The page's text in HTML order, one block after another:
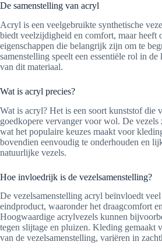
De samenstelling van acryl
Acryl is een veelgebruikte synthetische
biedt veelzijdigheid en comfort, maar heeft
eigenschappen die belangrijk zijn om te
samenstelling speelt een essentiële rol in de
van dit materiaal.
Wat is acryl precies?
Wat is acryl? Het is een soort kunststof die
goedkopere vervanger voor wol. De
wat het populaire keuzes maakt voor
bovendien eenvoudig te onderhouden en
natuurlijke vezels.
Hoe invloedrijk is de vezelsamenstelling?
De vezelsamenstelling acryl beïnvloedt veel
eindproduct, waaronder het draagcomfort
Hoogwaardige acrylvezels kunnen
tegen slijtage en pluizen. Kleding gemaakt
van de vezelsamenstelling, variëren in